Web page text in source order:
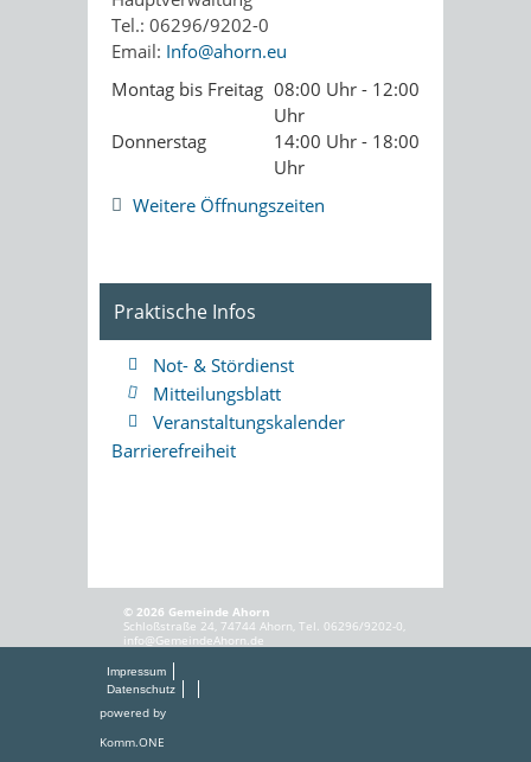
Tel.: 06296/9202-0
Email: Info@ahorn.eu
Montag bis Freitag 08:00 Uhr - 12:00
Uhr
Donnerstag
14:00 Uhr - 18:00
Uhr
Weitere Öffnungszeiten
Praktische Infos
Not- & Stördienst
Mitteilungsblatt
Veranstaltungskalender
Barrierefreiheit
© 2026 Gemeinde Ahorn
Schloßstraße 24, 74744 Ahorn, Tel. 06296/9202-0,
info@GemeindeAhorn.de
Impressum
Datenschutz
powered by
Komm.ONE